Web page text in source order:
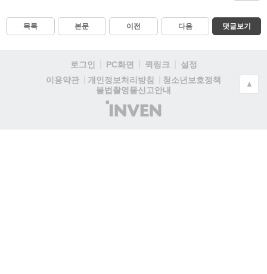
목록 본문 이전 다음 댓글보기
로그인 PC화면 퀵링크
설정
이용약관
개인정보처리방침
청소년보호정책
불법촬영물신고안내
(주)
인
▲